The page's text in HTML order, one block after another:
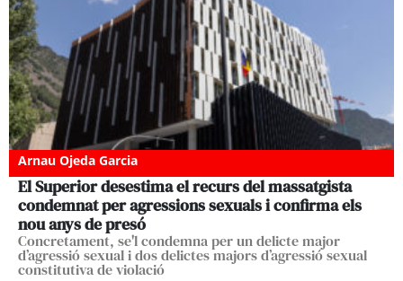
Arnau Ojeda Garcia
El Superior desestima el recurs del massatgista
condemnat per agressions sexuals i confirma els
nou anys de presó
Concretament, se'l condemna per un delicte major
d’agressió sexual i dos delictes majors d’agressió sexual
constitutiva de violació